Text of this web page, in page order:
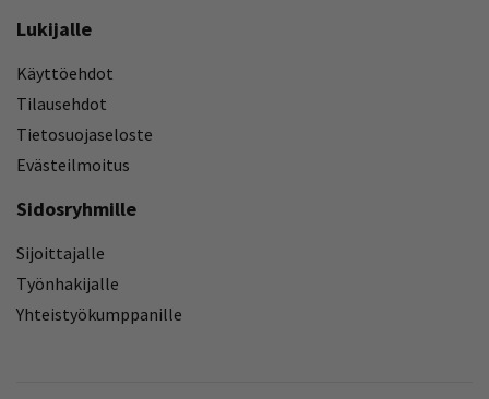
Lukijalle
Käyttöehdot
Tilausehdot
Tietosuojaseloste
Evästeilmoitus
Sidosryhmille
Sijoittajalle
Työnhakijalle
Yhteistyökumppanille